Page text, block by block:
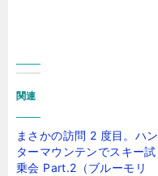
関連
まさかの訪問 2 度目。ハン
ターマウンテンでスキー試
乗会 Part.2（ブルーモリ